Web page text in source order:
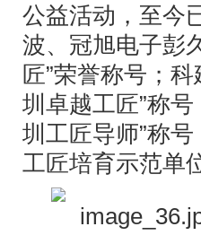
公益活动，至今
波、冠旭电子彭
匠”荣誉称号；
圳卓越工匠”称
圳工匠导师”称
工匠培育示范单